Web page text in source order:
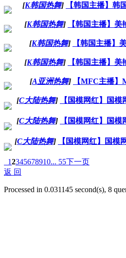
[K韩国热舞] 【韩国主播】韩
[K韩国热舞] 【韩国主播】
[K韩国热舞] 【韩国主播】
[K韩国热舞] 【韩国主播】
[A亚洲热舞] 【MFC主播
[C大陆热舞]
【国模网红】国
[C大陆热舞]
【国模网红】国
[C大陆热舞]
【国模网红】国模
12345678910... 55下一页
返 回
Processed in 0.031145 second(s), 8